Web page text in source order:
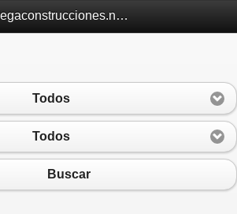
Megaconstrucciones.net Móvil
Todos
Todos
Buscar